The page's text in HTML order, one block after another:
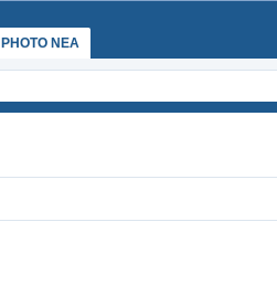
PHOTO NEA